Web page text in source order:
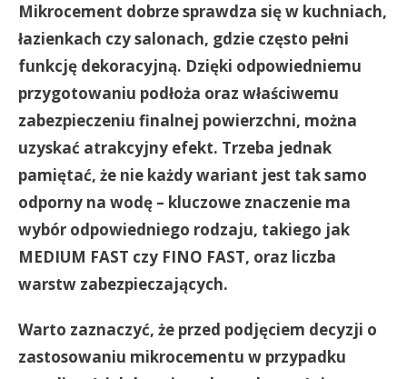
Mikrocement dobrze sprawdza się w kuchniach,
łazienkach czy salonach, gdzie często pełni
funkcję dekoracyjną. Dzięki odpowiedniemu
przygotowaniu podłoża oraz właściwemu
zabezpieczeniu finalnej powierzchni, można
uzyskać atrakcyjny efekt. Trzeba jednak
pamiętać, że nie każdy wariant jest tak samo
odporny na wodę – kluczowe znaczenie ma
wybór odpowiedniego rodzaju, takiego jak
MEDIUM FAST czy FINO FAST, oraz liczba
warstw zabezpieczających.
Warto zaznaczyć, że przed podjęciem decyzji o
zastosowaniu mikrocementu w przypadku